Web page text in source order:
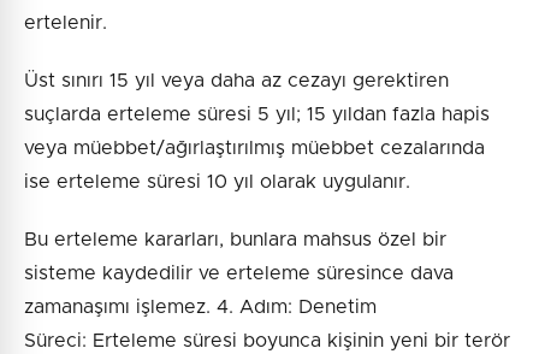
ertelenir.
Üst sınırı 15 yıl veya daha az cezayı gerektiren
suçlarda erteleme süresi 5 yıl; 15 yıldan fazla hapis
veya müebbet/ağırlaştırılmış müebbet cezalarında
ise erteleme süresi 10 yıl olarak uygulanır.
Bu erteleme kararları, bunlara mahsus özel bir
sisteme kaydedilir ve erteleme süresince dava
zamanaşımı işlemez. 4. Adım: Denetim
Süreci: Erteleme süresi boyunca kişinin yeni bir terör